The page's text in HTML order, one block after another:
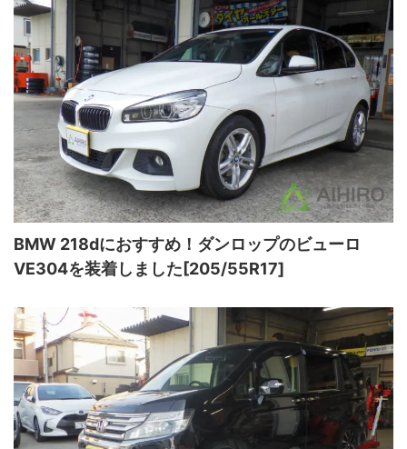
BMW 218dにおすすめ！ダンロップのビューロ
VE304を装着しました[205/55R17]